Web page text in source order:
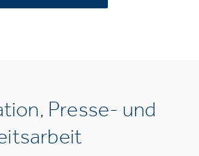
Presse- und